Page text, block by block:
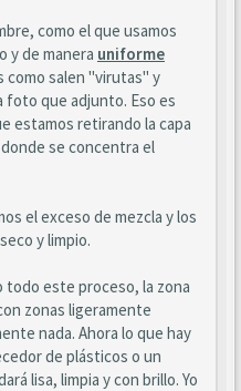
como el que usamos
y de manera uniforme
como salen "virutas" y
foto que adjunto. Eso es
estamos retirando la capa
se concentra el
el exceso de mezcla y los
y limpio.
todo este proceso, la zona
zonas ligeramente
nada. Ahora lo que hay
de plásticos o un
lisa, limpia y con brillo. Yo